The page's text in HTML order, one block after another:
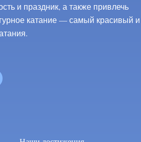
и праздник, а также привлечь
катание — самый красивый и